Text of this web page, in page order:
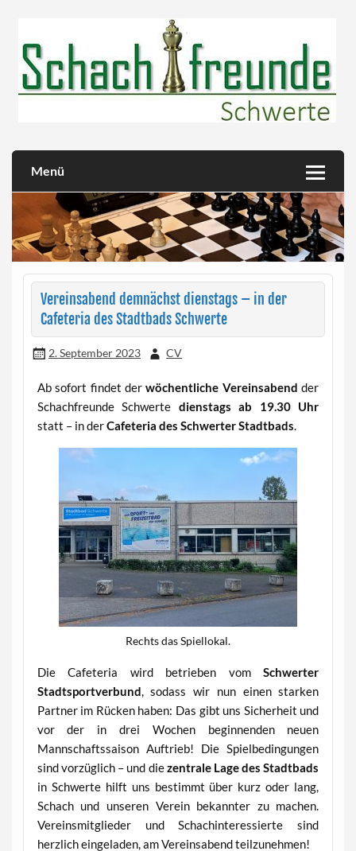
Menü
Vereinsabend demnächst dienstags – in der
Cafeteria des Stadtbads Schwerte
2. September 2023 CV
Ab sofort findet der wöchentliche Vereinsabend der
Schachfreunde Schwerte dienstags ab 19.30 Uhr
statt – in derCafeteria des Schwerter Stadtbads.
Rechts das Spiellokal.
Die Cafeteria wird betrieben vomSchwerter
Stadtsportverbund, sodass wir nun einen starken
Partner im Rücken haben: Das gibt uns Sicherheit und
vor der in drei Wochen beginnenden neuen
Mannschaftssaison Auftrieb! Die Spielbedingungen
sind vorzüglich – und diezentrale Lage des Stadtbads
in Schwerte hilft uns bestimmt über kurz oder lang,
Schach und unseren Verein bekannter zu machen.
Vereinsmitglieder und Schachinteressierte sind
herzlich eingeladen, am Vereinsabend teilzunehmen!